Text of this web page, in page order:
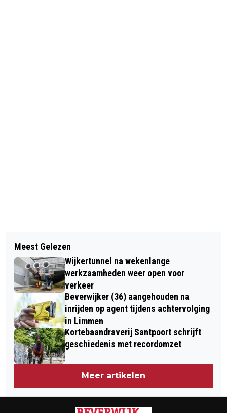
CULTUURFESTIVAL VOOR DE
BEVERWIJKSE BASISSCHOLEN
VIER AANHOUDINGEN NA
STEEKPARTIJ OP SCHOOL IN
SANTPOORT-NOORD
Meest Gelezen
Wijkertunnel na wekenlange
werkzaamheden weer open voor
verkeer
Beverwijker (36) aangehouden na
inrijden op agent tijdens achtervolging
in Limmen
Kortebaandraverij Santpoort schrijft
geschiedenis met recordomzet
Meer artikelen